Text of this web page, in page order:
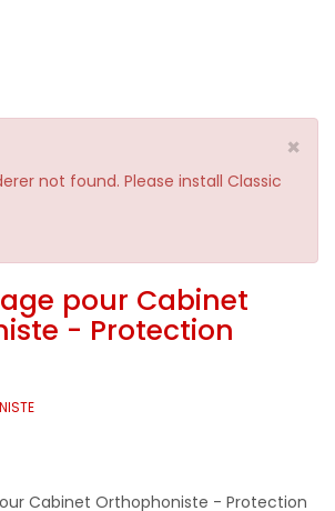
×
not found. Please install Classic
pour Cabinet
- Protection